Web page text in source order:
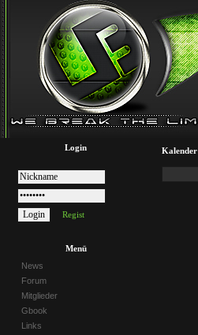
Login
Regist
Menü
News
Forum
Mitglieder
Gbook
Links
Kalender